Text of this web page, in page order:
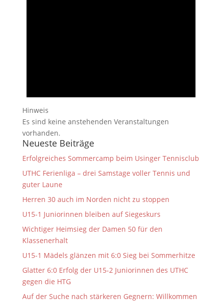
Hinweis
Es sind keine anstehenden Veranstaltungen
vorhanden.
Neueste Beiträge
Erfolgreiches Sommercamp beim Usinger Tennisclub
UTHC Ferienliga – drei Samstage voller Tennis und
guter Laune
Herren 30 auch im Norden nicht zu stoppen
U15-1 Juniorinnen bleiben auf Siegeskurs
Wichtiger Heimsieg der Damen 50 für den
Klassenerhalt
U15-1 Mädels glänzen mit 6:0 Sieg bei Sommerhitze
Glatter 6:0 Erfolg der U15-2 Juniorinnen des UTHC
gegen die HTG
Auf der Suche nach stärkeren Gegnern: Willkommen